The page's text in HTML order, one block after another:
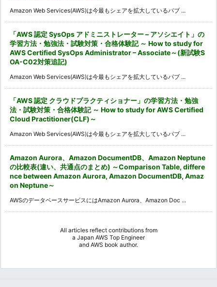
Amazon Web Services(AWS)は今最もシェアを拡大しているパブ ...
「AWS 認定 SysOps アドミニストレーター – アソシエイト」の
学習方法・勉強法・試験対策・合格体験記 ～ How to study for
AWS Certified SysOps Administrator – Associate～(新試験S
OA-C02対策追記)
Amazon Web Services(AWS)は今最もシェアを拡大しているパブ ...
「AWS 認定 クラウドプラクティショナー」の学習方法・勉強
法・試験対策・合格体験記 ～ How to study for AWS Certified
Cloud Practitioner(CLF)～
Amazon Web Services(AWS)は今最もシェアを拡大しているパブ ...
Amazon Aurora、Amazon DocumentDB、Amazon Neptune
の比較表(違い、共通点のまとめ) ～Comparison Table, differe
nce between Amazon Aurora, Amazon DocumentDB, Amaz
on Neptune～
AWSのデータベースサービスにはAmazon Aurora、Amazon Doc ...
All articles reflect contributions from
a Japan AWS Top Engineer
and AWS book author.